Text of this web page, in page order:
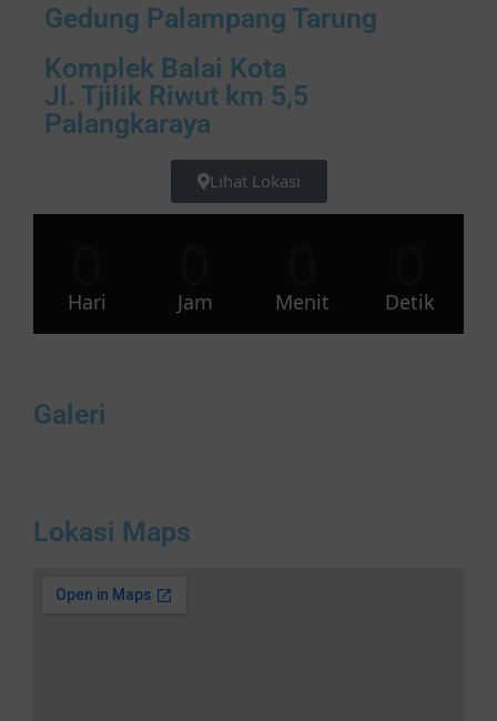
Gedung Palampang Tarung
Komplek Balai Kota
Jl. Tjilik Riwut km 5,5
Palangkaraya
Lihat Lokasi
Hari Jam Menit Detik
Galeri
Lokasi Maps